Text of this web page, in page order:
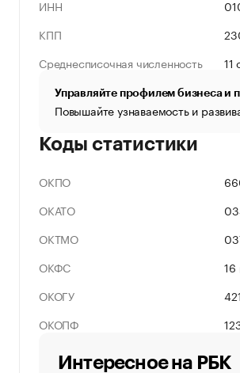
ИНН
КПП
Среднесписочная численность
11
Управляйте профилем бизнеса и
Повышайте узнаваемость и
Коды статистики
ОКПО
ОКАТО
ОКТМО
ОКФС
16
ОКОГУ
ОКОПФ
Интересное на РБК